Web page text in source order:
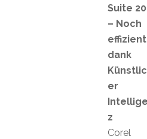
Suite
– Noch
dank
er
z
Corel